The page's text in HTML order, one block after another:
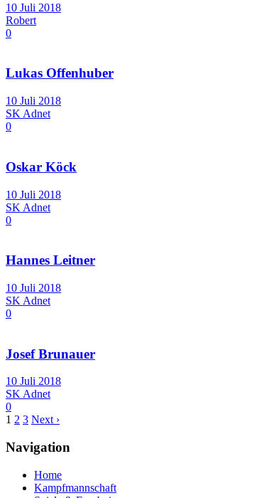
10 Juli 2018
Robert
0
Lukas Offenhuber
10 Juli 2018
SK Adnet
0
Oskar Köck
10 Juli 2018
SK Adnet
0
Hannes Leitner
10 Juli 2018
SK Adnet
0
Josef Brunauer
10 Juli 2018
SK Adnet
0
1 2 3 Next ›
Navigation
Home
Kampfmannschaft